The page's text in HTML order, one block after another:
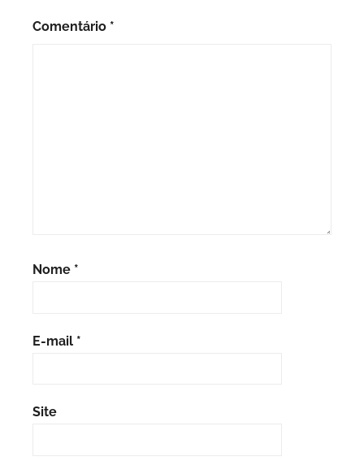
Comentário *
Nome *
E-mail *
Site